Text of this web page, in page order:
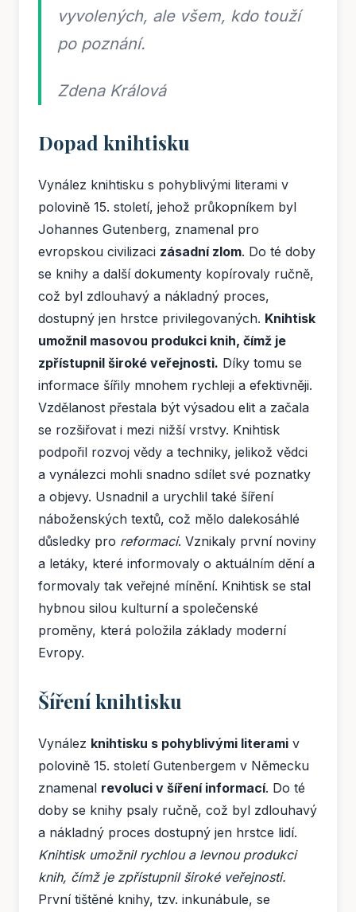
vyvolených, ale všem, kdo touží
po poznání.
Zdena Králová
Dopad knihtisku
Vynález knihtisku s pohyblivými literami v
polovině 15. století, jehož průkopníkem byl
Johannes Gutenberg, znamenal pro
evropskou civilizaci zásadní zlom. Do té doby
se knihy a další dokumenty kopírovaly ručně,
což byl zdlouhavý a nákladný proces,
dostupný jen hrstce privilegovaných. Knihtisk
umožnil masovou produkci knih, čímž je
zpřístupnil široké veřejnosti. Díky tomu se
informace šířily mnohem rychleji a efektivněji.
Vzdělanost přestala být výsadou elit a začala
se rozšiřovat i mezi nižší vrstvy. Knihtisk
podpořil rozvoj vědy a techniky, jelikož vědci
a vynálezci mohli snadno sdílet své poznatky
a objevy. Usnadnil a urychlil také šíření
náboženských textů, což mělo dalekosáhlé
důsledky pro reformaci. Vznikaly první noviny
a letáky, které informovaly o aktuálním dění a
formovaly tak veřejné mínění. Knihtisk se stal
hybnou silou kulturní a společenské
proměny, která položila základy moderní
Evropy.
Šíření knihtisku
Vynález knihtisku s pohyblivými literami v
polovině 15. století Gutenbergem v Německu
znamenal revoluci v šíření informací. Do té
doby se knihy psaly ručně, což byl zdlouhavý
a nákladný proces dostupný jen hrstce lidí.
Knihtisk umožnil rychlou a levnou produkci
knih, čímž je zpřístupnil široké veřejnosti.
První tištěné knihy, tzv. inkunábule, se